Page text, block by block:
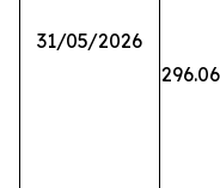
31/05/2026